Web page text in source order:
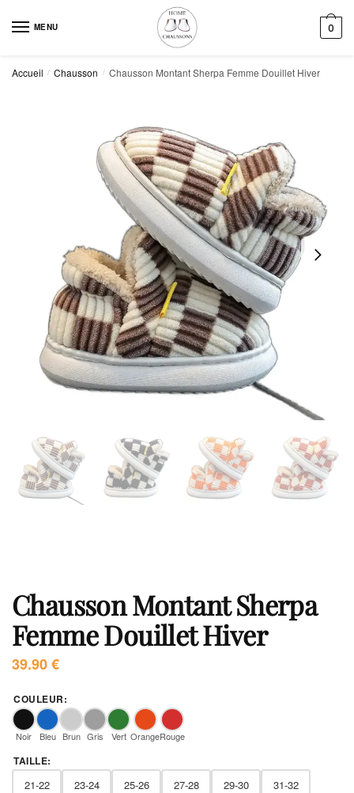
MENU 0
Accueil / Chausson / Chausson Montant Sherpa Femme Douillet Hiver
Chausson Montant Sherpa
Femme Douillet Hiver
39.90€
COULEUR:
Noir Bleu Brun Gris Vert OrangeRouge
TAILLE:
21-22 23-24 25-26 27-28 29-30 31-32